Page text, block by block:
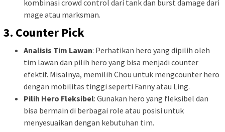
kombinasi crowd control dari tank dan burst damage dari
mage atau marksman.
3. Counter Pick
Analisis Tim Lawan: Perhatikan hero yang dipilih oleh
tim lawan dan pilih hero yang bisa menjadi counter
efektif. Misalnya, memilih Chou untuk mengcounter hero
dengan mobilitas tinggi seperti Fanny atau Ling.
Pilih Hero Fleksibel: Gunakan hero yang fleksibel dan
bisa bermain di berbagai role atau posisi untuk
menyesuaikan dengan kebutuhan tim.